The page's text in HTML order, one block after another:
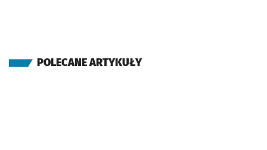
POLECANE ARTYKUŁY